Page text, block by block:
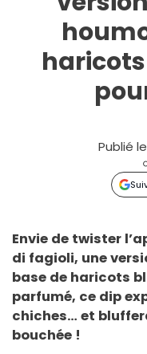
Publié
Envie de twister
di fagioli, une
base de haricots
parfumé, ce dip
chiches… et
bouchée !